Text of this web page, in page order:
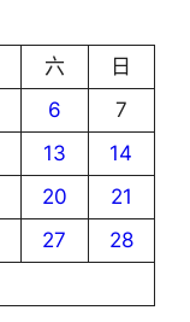
六
日
6
7
13
14
20
21
27
28